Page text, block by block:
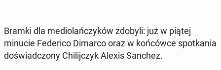
Bramki dla me­dio­lań­czy­ków zdobyli: już w piątej
minucie Fe­de­ri­co Dimarco oraz w koń­ców­ce spo­tka­nia
do­świad­czo­ny Chi­lij­czyk Alexis Sanchez.